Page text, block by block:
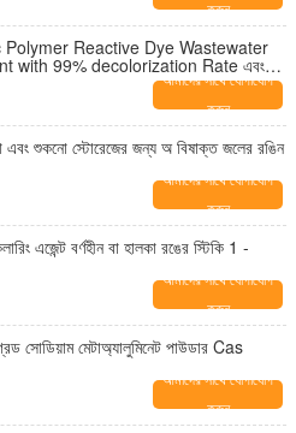
করুন
Reactive Dye Wastewater
with 99% decolorization Rate এবং
আমাদের সাথে যোগাযোগ
করুন
এবং শুকনো স্টোরেজের জন্য অ বিষাক্ত জলের রঙিন
আমাদের সাথে যোগাযোগ
করুন
এজেন্ট বর্ণহীন বা হালকা রঙের স্টিকি 1 -
আমাদের সাথে যোগাযোগ
করুন
সোডিয়াম মেটাঅ্যালুমিনেট পাউডার Cas
আমাদের সাথে যোগাযোগ
করুন